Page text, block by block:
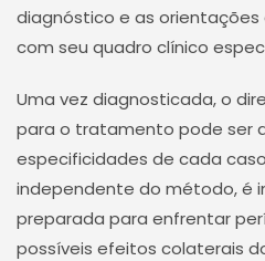
diagnóstico e as
com seu quadro clínico
Uma vez diagnosticada, o
para o tratamento pode ser
especificidades de cada
independente do método, é
preparada para enfrentar
possíveis efeitos colaterais